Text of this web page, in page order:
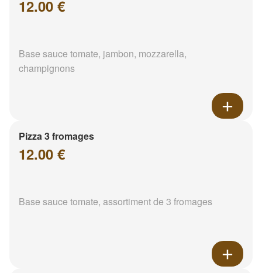
12.00 €
Base sauce tomate, jambon, mozzarella,
champignons
Pizza 3 fromages
12.00 €
Base sauce tomate, assortiment de 3 fromages